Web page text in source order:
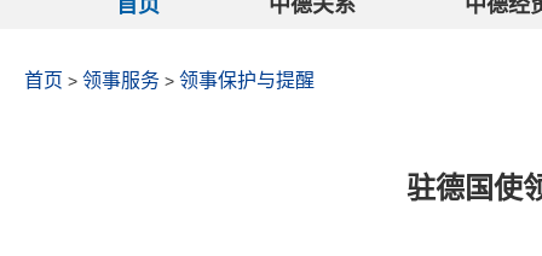
首页 中德关系 中德经
首页 > 领事服务 > 领事保护与提醒
驻德国使